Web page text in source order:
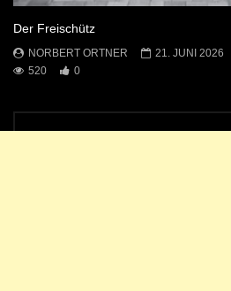
Der Freischütz
NORBERT ORTNER
21. JUNI 2026
520
0